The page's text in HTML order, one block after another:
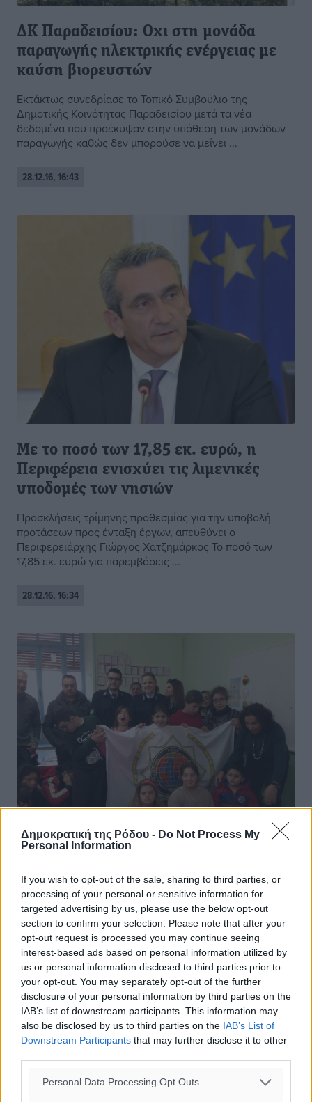
Δημοκρατική της Ρόδου - Do Not Process My
Personal Information
If you wish to opt-out of the sale, sharing to third parties, or
processing of your personal or sensitive information for
targeted advertising by us, please use the below opt-out
section to confirm your selection. Please note that after your
opt-out request is processed you may continue seeing
interest-based ads based on personal information utilized by
us or personal information disclosed to third parties prior to
your opt-out. You may separately opt-out of the further
disclosure of your personal information by third parties on the
IAB’s list of downstream participants. This information may
also be disclosed by us to third parties on the IAB’s List of
Downstream Participants that may further disclose it to other
Personal Data Processing Opt Outs
ΔΚ Παραδεισίου: Οχι στη μονάδα
παραγωγής ηλεκτρικής ενέργειας με
καύση βιορευστών
Εκτάκτως συνεδρίασε το Τοπικό Συμβούλιο της
Δημοτικής Κοινότητας Παραδεισίου μετά τα νέα
δεδομένα που προέκυψαν στην υπόθεση των μονάδων
παραγωγής καθώς δεν μπορούσε να μείνει ...
28.12.16, 16:43
Με το ποσό των 17,85 εκ. ευρώ, η
Περιφέρεια ενισχύει τις λιμενικές
υποδομές των νησιών
Προσκλήσεις τρίμηνης προθεσμίας για την υποβολή
προτάσεων προς ένταξη έργων, απευθύνει ο
Περιφερειάρχης Γιώργος Χατζημάρκος Το ποσό των
17,85 εκ. ευρώ για παρεμβάσεις ...
28.12.16, 16:34
Πειραματικού Σχολείου Ρόδου οι
αστυνομικοί
Κοντά στα παιδιά του Ειδικού Πειραματικού Σχολείου
Ρόδου βρέθηκαν τα μέλη της Τοπικής Διοίκησης
Δωδεκανήσου της Διεθνούς Ένωσης Αστυνομικών. Κατά
την διάρκεια της ...
28.12.16, 16:28